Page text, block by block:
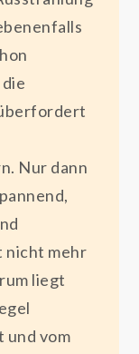
Nur dann
nicht mehr
liegt
vom